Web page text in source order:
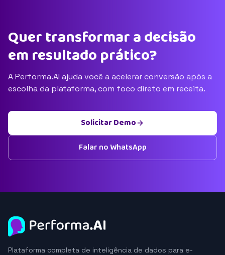
Quer transformar a decisão
em resultado prático?
A Performa.AI ajuda você a acelerar conversão após a
escolha da plataforma, com foco direto em receita.
Solicitar Demo
Falar no WhatsApp
Plataforma completa de inteligência de dados para e-